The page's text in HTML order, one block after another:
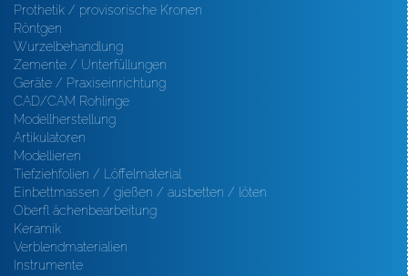
Prothetik / provisorische Kronen
Röntgen
Wurzelbehandlung
Zemente / Unterfüllungen
Geräte / Praxiseinrichtung
CAD/CAM Rohlinge
Modellherstellung
Artikulatoren
Modellieren
Tiefziehfolien / Löffelmaterial
Einbettmassen / gießen / ausbetten / löten
Oberfl ächenbearbeitung
Keramik
Verblendmaterialien
Instrumente